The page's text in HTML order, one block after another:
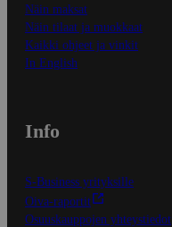
Näin maksat
Näin tilaat ja muokkaat
Kaikki ohjeet ja vinkit
In English
Info
S-Business yrityksille
Oiva-raportit
Osuuskauppojen yhteystiedot